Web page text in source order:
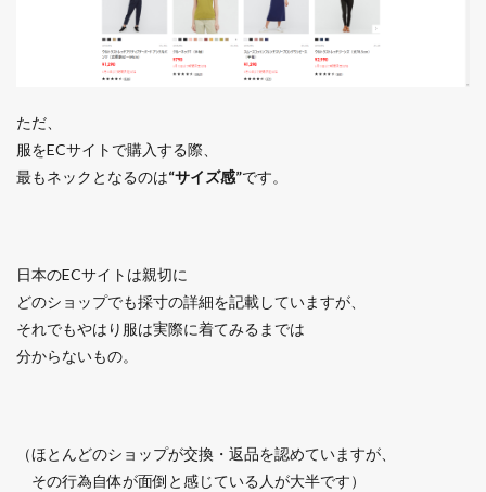
ただ、
服をECサイトで購入する際、
最もネックとなるのは“サイズ感”です。
日本のECサイトは親切に
どのショップでも採寸の詳細を記載していますが、
それでもやはり服は実際に着てみるまでは
分からないもの。
（ほとんどのショップが交換・返品を認めていますが、
その行為自体が面倒と感じている人が大半です）